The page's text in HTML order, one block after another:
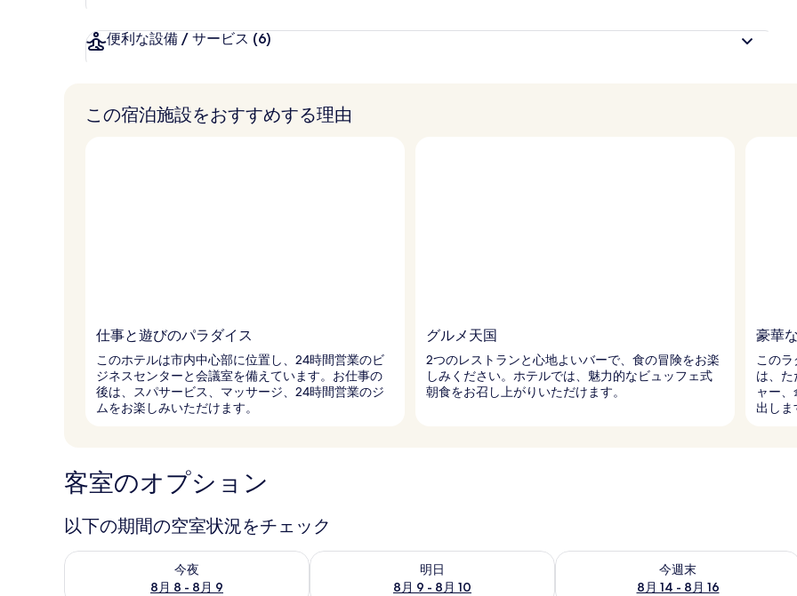
ミ
便利な設備 / サービス (6)
この宿泊施設をおすすめする理由
仕事と遊びのパラダイス
このホテルは市内中心部に位置し、24時間営業のビ
ジネスセンターと会議室を備えています。お仕事の
後は、スパサービス、マッサージ、24時間営業のジ
ムをお楽しみいただけます。
グルメ天国
2つのレストランと心地よいバーで、食の冒険をお楽
しみください。ホテルでは、魅力的なビュッフェ式
朝食をお召し上がりいただけます。
豪華
この
は、
ャー
出しま
客室のオプション
以下の期間の空室状況をチェック
今夜
8月 8 - 8月 9
今夜 8月 8 - 8月 9 の空室状況をチェック
明日
8月 9 - 8月 10
明日 8月 9 - 8月 10 の空室状況をチェック
今週末
8月 14 - 8月 16
今週末 8月 14 - 8月 16 の空室状況を